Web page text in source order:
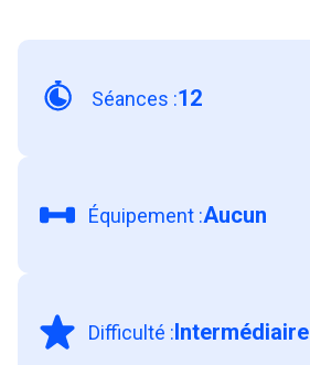
12
Séances :
Aucun
Équipement :
Intermédiaire
Difficulté :